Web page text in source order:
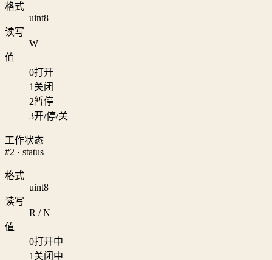
格式
uint8
读写
W
值
0打开
1 关闭
2暂停
3开/停/关
工作状态
#2 · status
格式
uint8
读写
R / N
值
0打开中
1 关闭中